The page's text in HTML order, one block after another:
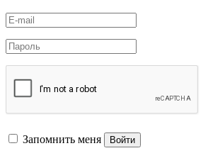
Запомнить меня Войти